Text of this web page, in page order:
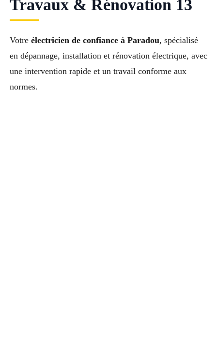
Travaux & Rénovation 13
Votre électricien de confiance à Paradou, spécialisé
en dépannage, installation et rénovation électrique, avec
une intervention rapide et un travail conforme aux
normes.